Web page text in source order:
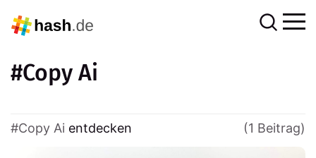
Copy Ai
Copy Ai entdecken (1 Beitrag)